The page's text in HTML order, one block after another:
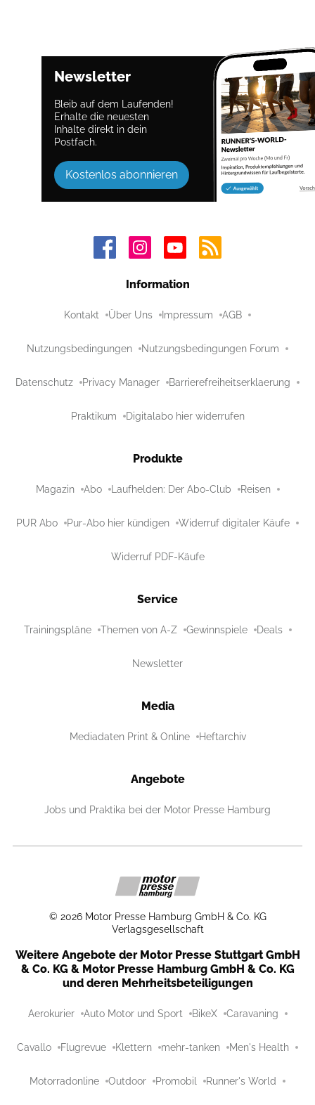
Newsletter
Bleib auf dem Laufenden!
Erhalte die neuesten
Inhalte direkt in dein
Postfach.
Kostenlos abonnieren
Information
Kontakt Über Uns Impressum AGB
Nutzungsbedingungen Nutzungsbedingungen Forum
Datenschutz Privacy Manager Barrierefreiheitserklaerung
Praktikum Digitalabo hier widerrufen
Produkte
Magazin Abo Laufhelden: Der Abo-Club Reisen
PUR Abo Pur-Abo hier kündigen Widerruf digitaler Käufe
Widerruf PDF-Käufe
Service
Trainingspläne Themen von A-Z Gewinnspiele Deals
Newsletter
Media
Mediadaten Print & Online Heftarchiv
Angebote
Jobs und Praktika bei der Motor Presse Hamburg
© 2026 Motor Presse Hamburg GmbH & Co. KG
Verlagsgesellschaft
Weitere Angebote der Motor Presse Stuttgart GmbH
& Co. KG & Motor Presse Hamburg GmbH & Co. KG
und deren Mehrheitsbeteiligungen
Aerokurier Auto Motor und Sport BikeX Caravaning
Cavallo Flugrevue Klettern mehr-tanken Men's Health
Motorradonline Outdoor Promobil Runner's World